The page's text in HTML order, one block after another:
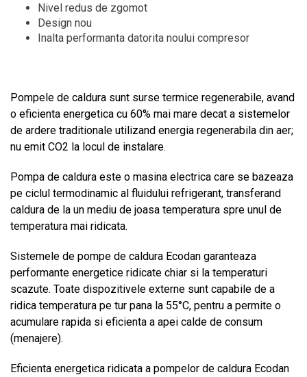
Nivel redus de zgomot
Design nou
Inalta performanta datorita noului compresor
Pompele de caldura sunt surse termice regenerabile, avand
o eficienta energetica cu 60% mai mare decat a sistemelor
de ardere traditionale utilizand energia regenerabila din aer;
nu emit CO2 la locul de instalare.
Pompa de caldura este o masina electrica care se bazeaza
pe ciclul termodinamic al fluidului refrigerant, transferand
caldura de la un mediu de joasa temperatura spre unul de
temperatura mai ridicata.
Sistemele de pompe de caldura Ecodan garanteaza
performante energetice ridicate chiar si la temperaturi
scazute. Toate dispozitivele externe sunt capabile de a
ridica temperatura pe tur pana la 55°C, pentru a permite o
acumulare rapida si eficienta a apei calde de consum
(menajere).
Eficienta energetica ridicata a pompelor de caldura Ecodan